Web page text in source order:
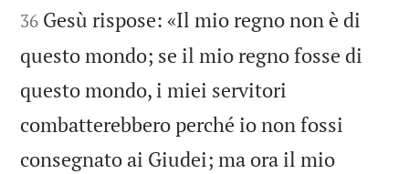
36 Gesù rispose: «Il mio regno non è di
questo mondo; se il mio regno fosse di
questo mondo, i miei servitori
combatterebbero perché io non fossi
consegnato ai Giudei; ma ora il mio